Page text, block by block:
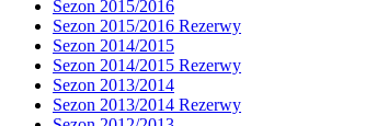
Sezon 2015/2016
Sezon 2015/2016 Rezerwy
Sezon 2014/2015
Sezon 2014/2015 Rezerwy
Sezon 2013/2014
Sezon 2013/2014 Rezerwy